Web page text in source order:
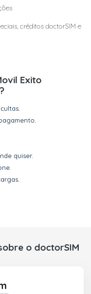
créditos doctorSIM e
Exito
quiser.
o doctorSIM